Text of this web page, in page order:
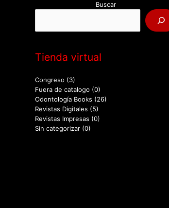
Buscar
Tienda virtual
Congreso (3)
Fuera de catalogo (0)
Odontología Books (26)
Revistas Digitales (5)
Revistas Impresas (0)
Sin categorizar (0)